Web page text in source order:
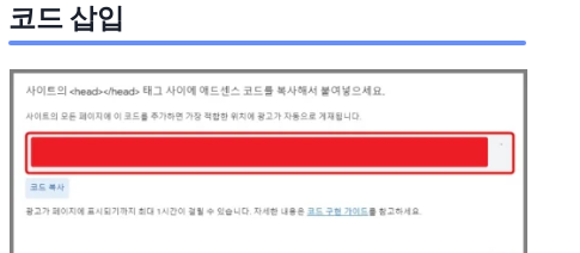
코드 삽입